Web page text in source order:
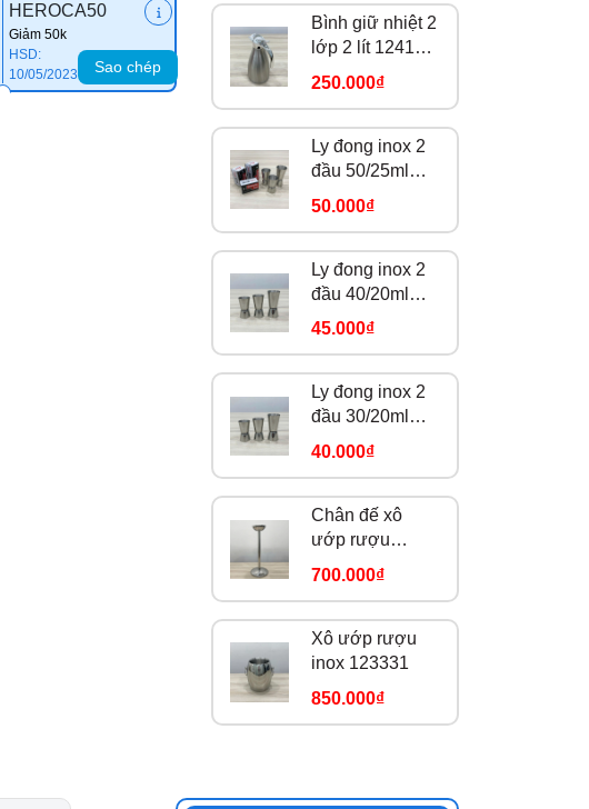
HEROCA50
Giảm 50k
HSD:
10/05/2023
Sao chép
Bình giữ nhiệt 2
lớp 2 lít 124168-
304
250.000₫
Ly đong inox 2
đầu 50/25ml
Z5025
50.000₫
Ly đong inox 2
đầu 40/20ml
Z4020
45.000₫
Ly đong inox 2
đầu 30/20ml
Z3020
40.000₫
Chân đế xô
ướp rượu
123333
700.000₫
Xô ướp rượu
inox 123331
850.000₫